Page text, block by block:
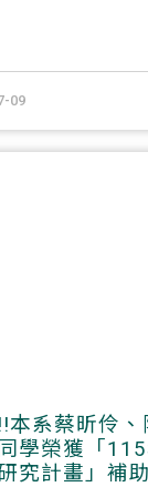
09
本系蔡昕伶
學榮獲「
究計畫」補助